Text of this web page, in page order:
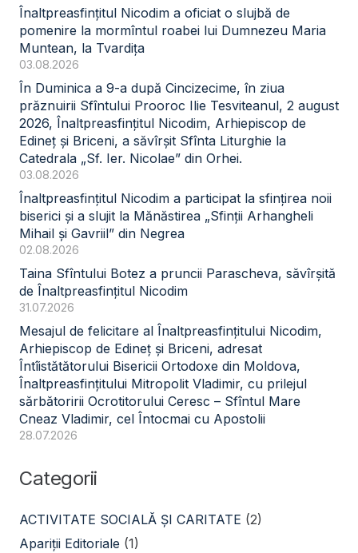
Înaltpreasfințitul Nicodim a oficiat o slujbă de
pomenire la mormîntul roabei lui Dumnezeu Maria
Muntean, la Tvardița
03.08.2026
În Duminica a 9-a după Cincizecime, în ziua
prăznuirii Sfîntului Prooroc Ilie Tesviteanul, 2 august
2026, Înaltpreasfințitul Nicodim, Arhiepiscop de
Edineț și Briceni, a săvîrșit Sfînta Liturghie la
Catedrala „Sf. Ier. Nicolae” din Orhei.
03.08.2026
Înaltpreasfințitul Nicodim a participat la sfințirea noii
biserici și a slujit la Mănăstirea „Sfinții Arhangheli
Mihail și Gavriil” din Negrea
02.08.2026
Taina Sfîntului Botez a pruncii Parascheva, săvîrșită
de Înaltpreasfințitul Nicodim
31.07.2026
Mesajul de felicitare al Înaltpreasfințitului Nicodim,
Arhiepiscop de Edineț și Briceni, adresat
Întîistătătorului Bisericii Ortodoxe din Moldova,
Înaltpreasfințitului Mitropolit Vladimir, cu prilejul
sărbătoririi Ocrotitorului Ceresc – Sfîntul Mare
Cneaz Vladimir, cel Întocmai cu Apostolii
28.07.2026
Categorii
ACTIVITATE SOCIALĂ ŞI CARITATE (2)
Apariții Editoriale (1)